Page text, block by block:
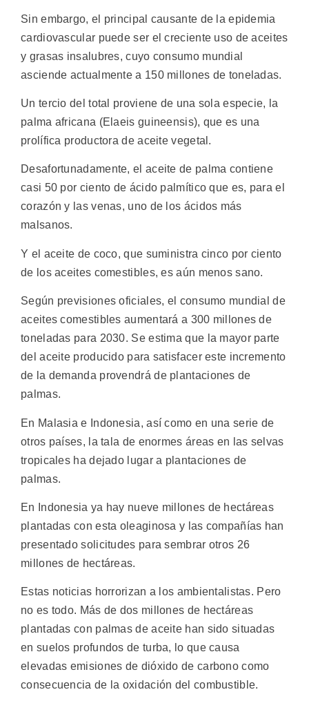
Sin embargo, el principal causante de la epidemia
cardiovascular puede ser el creciente uso de aceites
y grasas insalubres, cuyo consumo mundial
asciende actualmente a 150 millones de toneladas.
Un tercio del total proviene de una sola especie, la
palma africana (Elaeis guineensis), que es una
prolífica productora de aceite vegetal.
Desafortunadamente, el aceite de palma contiene
casi 50 por ciento de ácido palmítico que es, para el
corazón y las venas, uno de los ácidos más
malsanos.
Y el aceite de coco, que suministra cinco por ciento
de los aceites comestibles, es aún menos sano.
Según previsiones oficiales, el consumo mundial de
aceites comestibles aumentará a 300 millones de
toneladas para 2030. Se estima que la mayor parte
del aceite producido para satisfacer este incremento
de la demanda provendrá de plantaciones de
palmas.
En Malasia e Indonesia, así como en una serie de
otros países, la tala de enormes áreas en las selvas
tropicales ha dejado lugar a plantaciones de
palmas.
En Indonesia ya hay nueve millones de hectáreas
plantadas con esta oleaginosa y las compañías han
presentado solicitudes para sembrar otros 26
millones de hectáreas.
Estas noticias horrorizan a los ambientalistas. Pero
no es todo. Más de dos millones de hectáreas
plantadas con palmas de aceite han sido situadas
en suelos profundos de turba, lo que causa
elevadas emisiones de dióxido de carbono como
consecuencia de la oxidación del combustible.